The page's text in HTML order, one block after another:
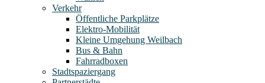
Verkehr
Öffentliche Parkplätze
Elektro-Mobilität
Kleine Umgehung Weilbach
Bus & Bahn
Fahrradboxen
Stadtspaziergang